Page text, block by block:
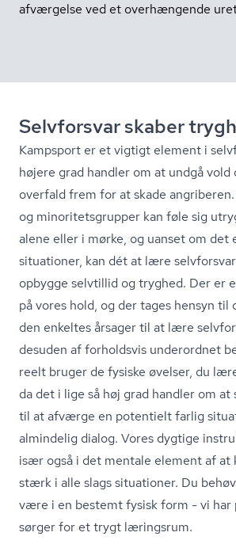
afværgelse ved et overhængende
Selvforsvar skaber
Kampsport er et vigtigt element i
højere grad handler om at undgå vold
overfald frem for at skade
og mi­no­ri­tets­grup­per kan føle sig
alene eller i mørke, og uanset om det
situationer, kan dét at lære
opbygge selvtillid og tryghed. Der er
på vores hold, og der tages hensyn til
den enkeltes årsager til at lære
desuden af forholdsvis underordnet
reelt bruger de fysiske øvelser, du
da det i lige så høj grad handler om
til at afværge en potentielt farlig
almindelig dialog. Vores dygtige
især også i det mentale element af at
stærk i alle slags situationer. Du
være i en bestemt fysisk form - vi har
sørger for et trygt læringsrum.